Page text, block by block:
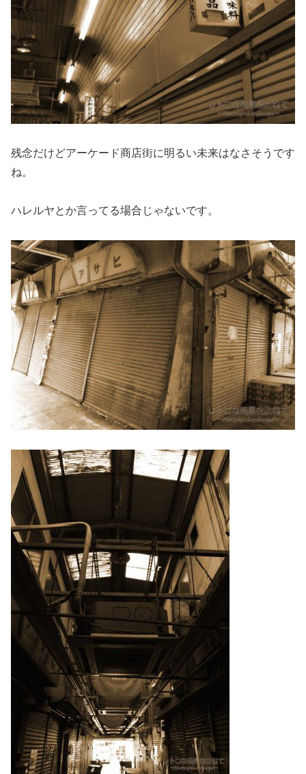
残念だけどアーケード商店街に明るい未来はなさそうです
ね。
ハレルヤとか言ってる場合じゃないです。